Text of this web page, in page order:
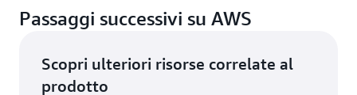
Passaggi successivi su AWS
Scopri ulteriori risorse correlate al
prodotto